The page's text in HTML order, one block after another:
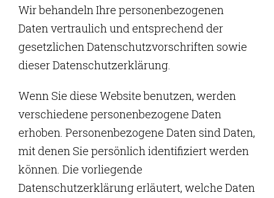
Wir behandeln Ihre personenbezogenen
Daten vertraulich und entsprechend der
gesetzlichen Datenschutzvorschriften sowie
dieser Datenschutzerklärung.
Wenn Sie diese Website benutzen, werden
verschiedene personenbezogene Daten
erhoben. Personenbezogene Daten sind Daten,
mit denen Sie persönlich identifiziert werden
können. Die vorliegende
Datenschutzerklärung erläutert, welche Daten